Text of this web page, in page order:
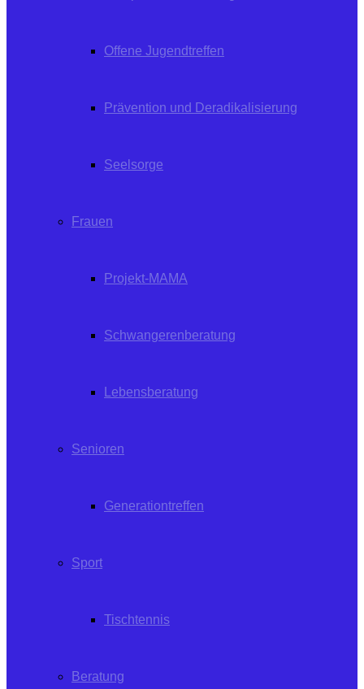
Offene Jugendtreffen
Prävention und Deradikalisierung
Seelsorge
Frauen
Projekt-MAMA
Schwangerenberatung
Lebensberatung
Senioren
Generationtreffen
Sport
Tischtennis
Beratung